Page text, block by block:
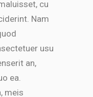
cu
Nam
usu
an,
ea.
meis